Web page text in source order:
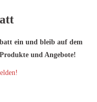
Die
Optionen
ein und bleib auf dem
und Angebote!